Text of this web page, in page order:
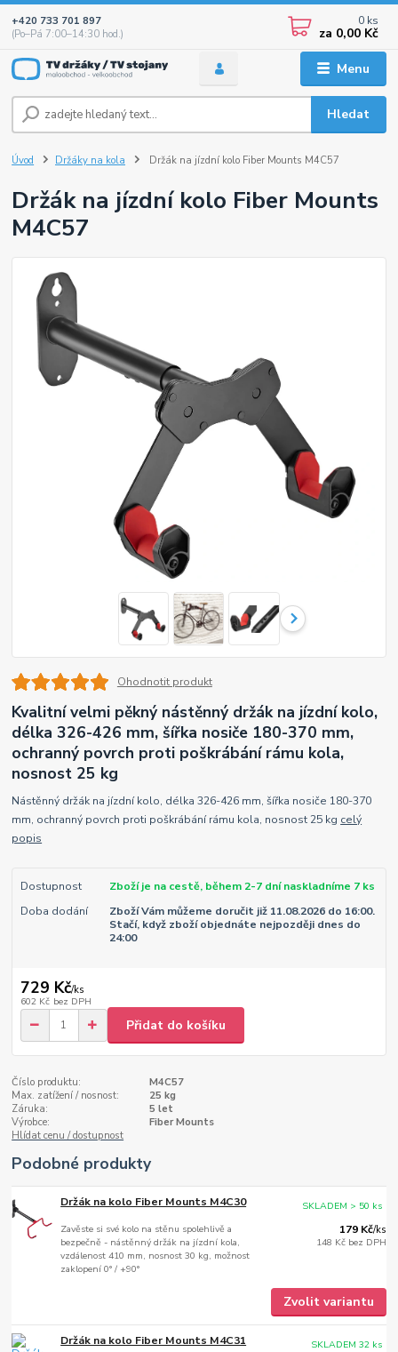
Menu
Hledat
+420 733 701 897
(Po–Pá 7:00–14:30 hod.)
0 ks
za 0,00 Kč
Úvod Držáky na kola Držák na jízdní kolo Fiber Mounts M4C57
Držák na jízdní kolo Fiber Mounts
M4C57
Ohodnotit produkt
Kvalitní velmi pěkný nástěnný držák na jízdní kolo,
délka 326-426 mm, šířka nosiče 180-370 mm,
ochranný povrch proti poškrábání rámu kola,
nosnost 25 kg
Nástěnný držák na jízdní kolo, délka 326-426 mm, šířka nosiče 180-370
mm, ochranný povrch proti poškrábání rámu kola, nosnost 25 kg celý
popis
Dostupnost
Zboží je na cestě, během 2-7 dní naskladníme 7 ks
Doba dodání
Zboží Vám můžeme doručit již 11.08.2026 do 16:00.
Stačí, když zboží objednáte nejpozději dnes do
24:00
729 Kč/ks
602 Kč bez DPH
Přidat do košíku
Číslo produktu:
M4C57
Max. zatížení / nosnost:
25 kg
Záruka:
5 let
Výrobce:
Fiber Mounts
Hlídat cenu / dostupnost
Podobné produkty
Držák na kolo Fiber Mounts M4C30
Zavěste si své kolo na stěnu spolehlivě a
bezpečně - nástěnný držák na jízdní kola,
vzdálenost 410 mm, nosnost 30 kg, možnost
zaklopení 0° / +90°
179 Kč/ks
148 Kč bez DPH
SKLADEM > 50 ks
Zvolit variantu
Držák na kolo Fiber Mounts M4C31 SKLADEM 32 ks